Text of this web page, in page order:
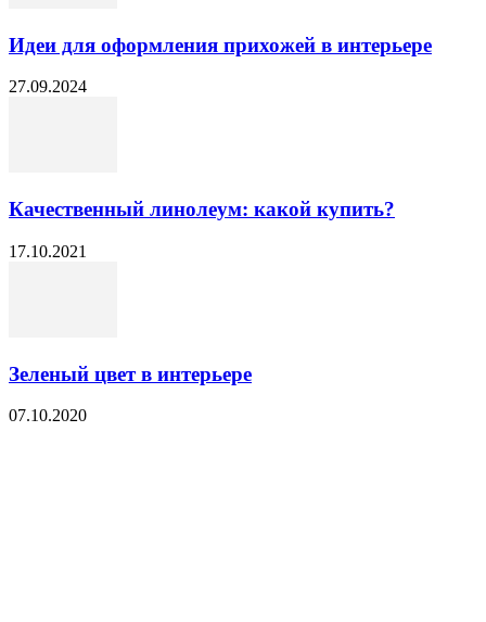
Идеи для оформления прихожей в интерьере
27.09.2024
Качественный линолеум: какой купить?
17.10.2021
Зеленый цвет в интерьере
07.10.2020